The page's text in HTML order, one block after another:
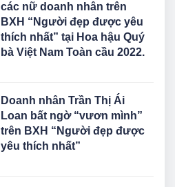
các nữ doanh nhân trên
BXH “Người đẹp được yêu
thích nhất” tại Hoa hậu Quý
bà Việt Nam Toàn cầu 2022.
Doanh nhân Trần Thị Ái
Loan bất ngờ “vươn mình”
trên BXH “Người đẹp được
yêu thích nhất”